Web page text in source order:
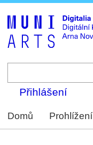
Přihlášení
Domů Prohlížení